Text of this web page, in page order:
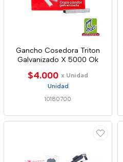
Gancho Cosedora Triton
Galvanizado X 5000 Ok
$4.000 x Unidad
Unidad
10180700